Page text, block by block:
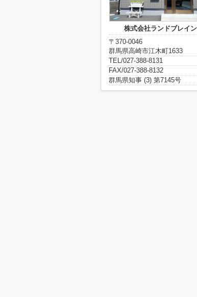
株式会社ランドブレイン
〒370-0046
群馬県高崎市江木町1633
TEL/027-388-8131
FAX/027-388-8132
群馬県知事 (3) 第7145号